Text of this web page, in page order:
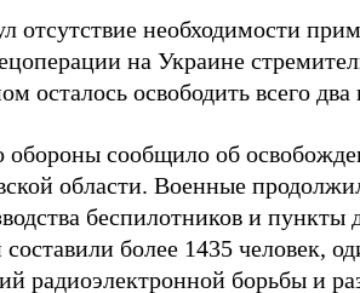
отсутствие необходимости
на Украине
осталось освободить всего
обороны сообщило об
области. Военные
беспилотников и
составили более 1435 человек,
радиоэлектронной борьбы и